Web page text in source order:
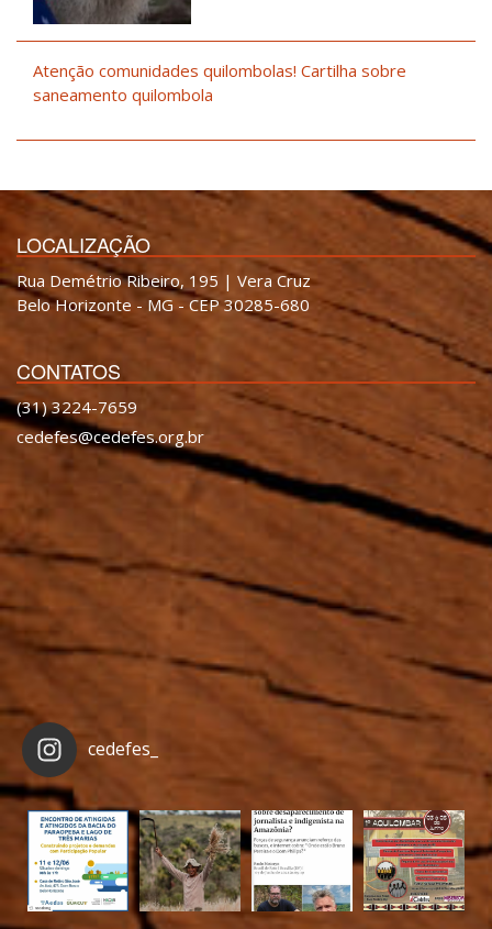
Atenção comunidades quilombolas! Cartilha sobre
saneamento quilombola
LOCALIZAÇÃO
Rua Demétrio Ribeiro, 195 | Vera Cruz
Belo Horizonte - MG - CEP 30285-680
CONTATOS
(31) 3224-7659
cedefes@cedefes.org.br
cedefes_